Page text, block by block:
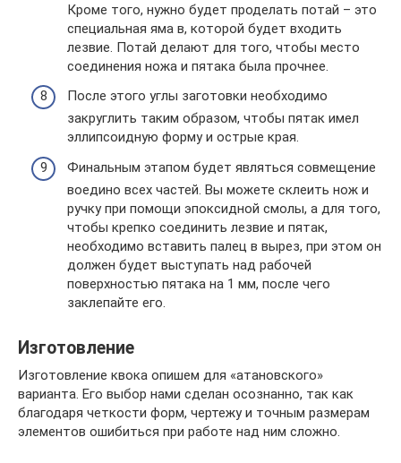
Кроме того, нужно будет проделать потай – это
специальная яма в, которой будет входить
лезвие. Потай делают для того, чтобы место
соединения ножа и пятака была прочнее.
После этого углы заготовки необходимо
закруглить таким образом, чтобы пятак имел
эллипсоидную форму и острые края.
Финальным этапом будет являться совмещение
воедино всех частей. Вы можете склеить нож и
ручку при помощи эпоксидной смолы, а для того,
чтобы крепко соединить лезвие и пятак,
необходимо вставить палец в вырез, при этом он
должен будет выступать над рабочей
поверхностью пятака на 1 мм, после чего
заклепайте его.
Изготовление
Изготовление квока опишем для «атановского»
варианта. Его выбор нами сделан осознанно, так как
благодаря четкости форм, чертежу и точным размерам
элементов ошибиться при работе над ним сложно.